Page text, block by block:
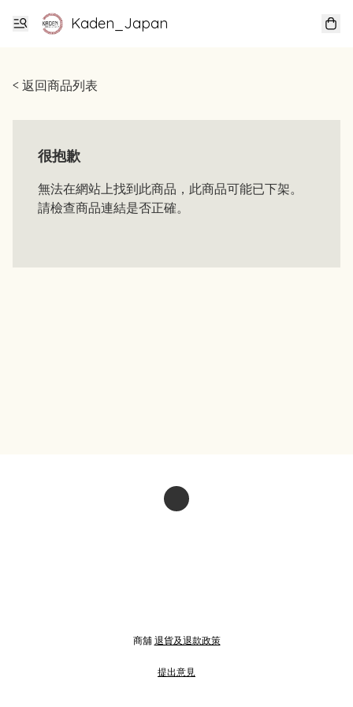
Kaden_Japan
< 返回商品列表
很抱歉
無法在網站上找到此商品，此商品可能已下架。
請檢查商品連結是否正確。
商舖 退貨及退款政策
提出意見